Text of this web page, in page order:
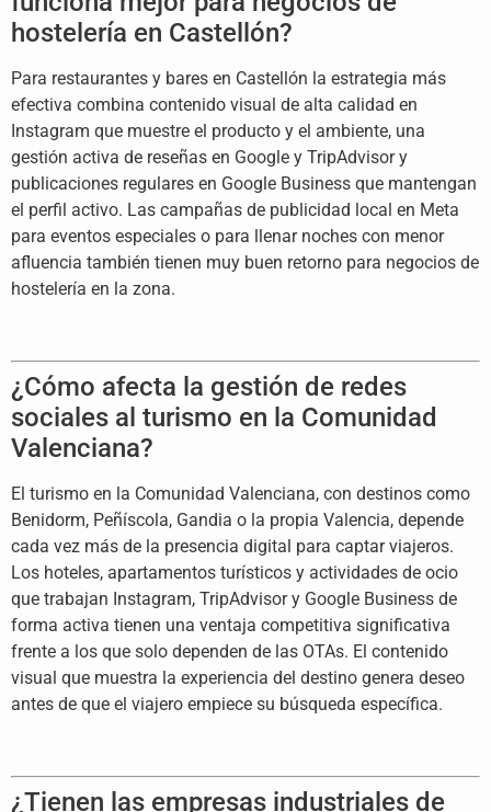
hostelería en Castellón?
Para restaurantes y bares en Castellón la estrategia más
efectiva combina contenido visual de alta calidad en
Instagram que muestre el producto y el ambiente, una
gestión activa de reseñas en Google y TripAdvisor y
publicaciones regulares en Google Business que mantengan
el perfil activo. Las campañas de publicidad local en Meta
para eventos especiales o para llenar noches con menor
afluencia también tienen muy buen retorno para negocios de
hostelería en la zona.
¿Cómo afecta la gestión de redes
sociales al turismo en la Comunidad
Valenciana?
El turismo en la Comunidad Valenciana, con destinos como
Benidorm, Peñíscola, Gandia o la propia Valencia, depende
cada vez más de la presencia digital para captar viajeros.
Los hoteles, apartamentos turísticos y actividades de ocio
que trabajan Instagram, TripAdvisor y Google Business de
forma activa tienen una ventaja competitiva significativa
frente a los que solo dependen de las OTAs. El contenido
visual que muestra la experiencia del destino genera deseo
antes de que el viajero empiece su búsqueda específica.
¿Tienen las empresas industriales de